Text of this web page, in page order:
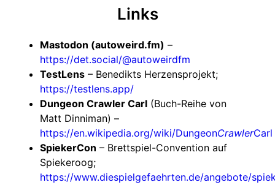
Links
Mastodon (autoweird.fm) –
https://det.social/@autoweirdfm
TestLens – Benedikts Herzensprojekt;
https://testlens.app/
Dungeon Crawler Carl (Buch-Reihe von
Matt Dinniman) –
https://en.wikipedia.org/wiki/DungeonCrawlerCarl
SpiekerCon – Brettspiel-Convention auf
Spiekeroog;
https://www.diespielgefaehrten.de/angebote/